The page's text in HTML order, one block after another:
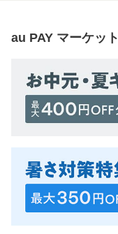
au PAY マーケット